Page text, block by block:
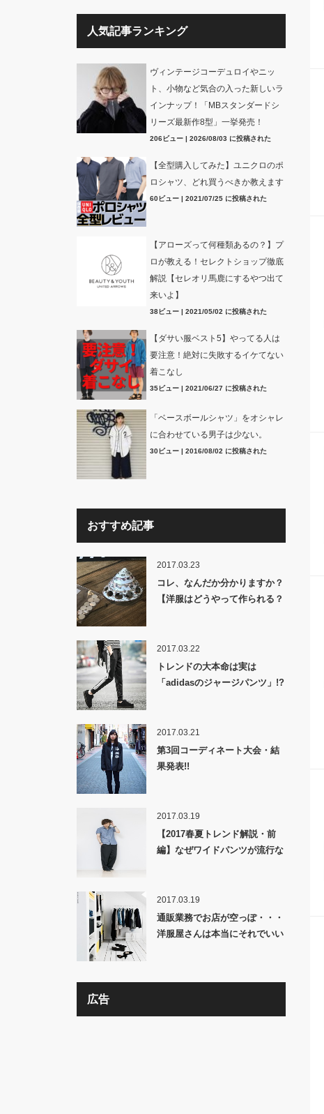
人気記事ランキング
ヴィンテージコーデュロイやニッ
ト、小物など気合の入った新しいラ
インナップ！「MBスタンダードシ
リーズ最新作8型」一挙発売！
206ビュー| 2026/08/03 に投稿された
【全型購入してみた】ユニクロのポ
ロシャツ、どれ買うべきか教えます
60ビュー| 2021/07/25 に投稿された
【アローズって何種類あるの？】プ
ロが教える！セレクトショップ徹底
解説【セレオリ馬鹿にするやつ出て
来いよ】
38ビュー| 2021/05/02 に投稿された
【ダサい服ベスト5】やってる人は
要注意！絶対に失敗するイケてない
着こなし
35ビュー| 2021/06/27 に投稿された
「ベースボールシャツ」をオシャレ
に合わせている男子は少ない。
30ビュー| 2016/08/02 に投稿された
おすすめ記事
2017.03.23
コレ、なんだか分かりますか？
【洋服はどうやって作られる？
2017.03.22
トレンドの大本命は実は
「adidasのジャージパンツ」!?
2017.03.21
第3回コーディネート大会・結
果発表!!
2017.03.19
【2017春夏トレンド解説・前
編】なぜワイドパンツが流行な
2017.03.19
通販業務でお店が空っぽ・・・
洋服屋さんは本当にそれでいい
広告